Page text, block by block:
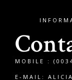
MOBILE :
E-MAIL: